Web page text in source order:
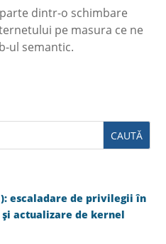
parte dintr-o schimbare
pe masura ce ne
ul semantic.
escaladare de privilegii în
actualizare de kernel